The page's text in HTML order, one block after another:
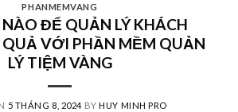
PHANMEMVANG
ĐỂ QUẢN LÝ KHÁCH
VỚI PHẦN MỀM QUẢN
LÝ TIỆM VÀNG
5 THÁNG 8, 2024 BYHUY MINH PRO